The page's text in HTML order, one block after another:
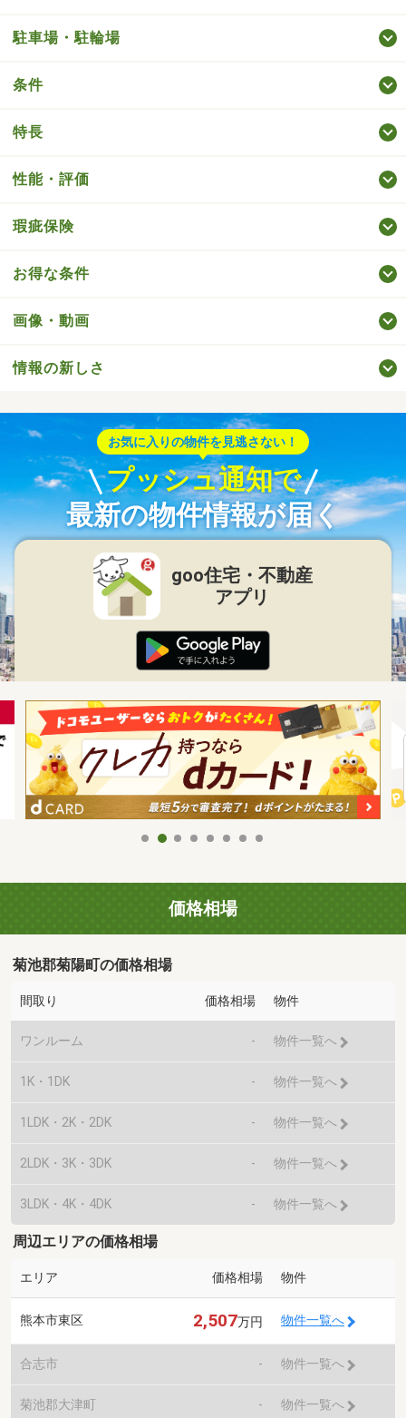
駐車場・駐輪場
条件
特長
性能・評価
瑕疵保険
お得な条件
画像・動画
情報の新しさ
お気に入りの物件を見逃さない！
プッシュ通知で
最新の物件情報が届く
goo住宅・不動産
アプリ
価格相場
菊池郡菊陽町の価格相場
間取り 価格相場 物件
ワンルーム - 物件一覧へ
1K・1DK - 物件一覧へ
1LDK・2K・2DK - 物件一覧へ
2LDK・3K・3DK - 物件一覧へ
3LDK・4K・4DK - 物件一覧へ
周辺エリアの価格相場
エリア 価格相場 物件
熊本市東区 2,507万円 物件一覧へ
合志市 - 物件一覧へ
菊池郡大津町 - 物件一覧へ